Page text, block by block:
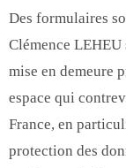
Des formulaires
Clémence LEHEU
mise en demeure
espace qui
France, en
protection des